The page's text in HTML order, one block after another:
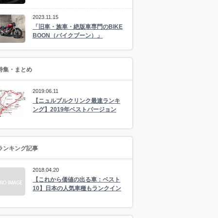
2023.11.15
「旧車・族車・絶版車専門のBIKE
BOON（バイクブーン）」
集・まとめ
2019.06.11
【ニュルブルクリンク最速ランキ
ング】2019年ベストバージョン
ンキング記事
2018.04.20
【これから価値の出る車：ベスト
10】日本の人気車種もランクイン